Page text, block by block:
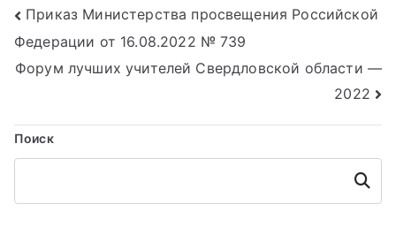
Навигация
по
Приказ Министерства просвещения Российской
Федерации от 16.08.2022 № 739
Форум лучших учителей Свердловской области —
2022
Поиск
Поиск